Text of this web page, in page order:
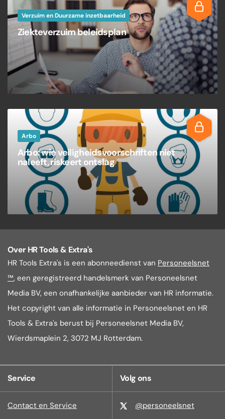
Verzuim en Duurzame inzetbaarheid
Ziekteverzuim beleidsplan
Arbo
Arbo: wie veiligheidsvoorschriften niet
naleeft, riskeert ontslag
Over HR Tools & Extra's
HR Tools Extra's is een abonneedienst van Personeelsnet
™, een geregistreerd handelsmerk van Personeelsnet
Media BV, een onafhankelijke aanbieder van HR informatie.
Het copyright van alle informatie in Personeelsnet en HR
Tools & Extra's berust bij Personeelsnet Media BV,
Wierdsmaplein 2, 3072 MJ Rotterdam.
Service
Contact en Service
Volg ons
@personeelsnet